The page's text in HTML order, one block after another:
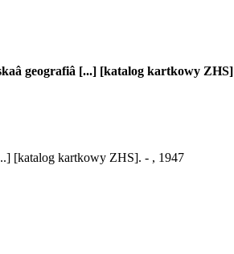
geografiâ [...] [katalog kartkowy ZHS]
[katalog kartkowy ZHS]. - , 1947